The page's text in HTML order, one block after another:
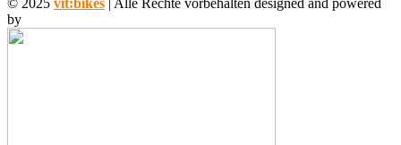
© 2025 vit:bikes | Alle Rechte vorbehalten designed and powered
by